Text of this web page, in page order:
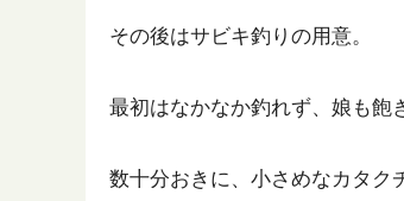
その後はサビキ釣りの用意。
最初はなかなか釣れず、娘も飽
数十分おきに、小さめなカタク